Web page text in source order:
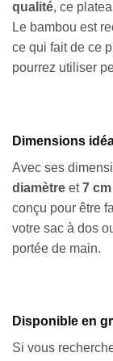
qualité, ce
Le bambou est
ce qui fait de ce
pourrez utiliser
Dimensions
Avec ses
diamètre et7
conçu pour être
votre sac à dos
portée de main.
Disponible en
Si vous